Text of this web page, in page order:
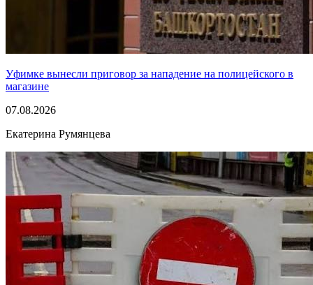
Уфимке вынесли приговор за нападение на полицейского в
магазине
07.08.2026
Екатерина Румянцева